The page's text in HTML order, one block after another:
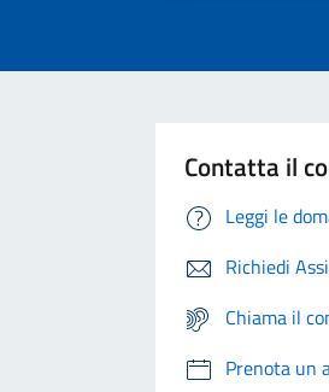
Contatta il
Leggi le
Richiedi
Chiama il
Prenota un